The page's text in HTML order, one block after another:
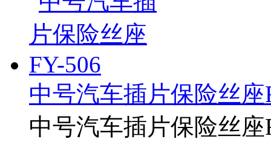
中号汽车插片保险丝座
中号汽车插片保险丝